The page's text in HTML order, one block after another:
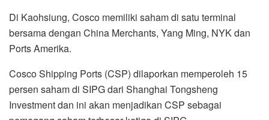
Di Kaohsiung, Cosco memiliki saham di satu terminal
bersama dengan China Merchants, Yang Ming, NYK dan
Ports Amerika.
Cosco Shipping Ports (CSP) dilaporkan memperoleh 15
persen saham di SIPG dari Shanghai Tongsheng
Investment dan ini akan menjadikan CSP sebagai